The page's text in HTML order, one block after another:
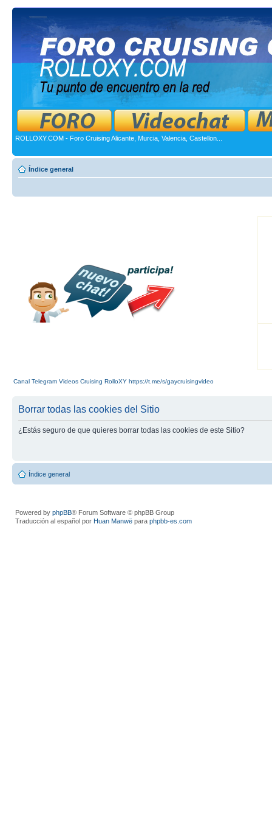
ROLLOXY.COM - Foro Cruising Alicante, Murcia, Valencia, Castellon...
Índice general
Canal Telegram Videos Cruising RolloXY https://t.me/s/gaycruisingvideo
Borrar todas las cookies del Sitio
¿Estás seguro de que quieres borrar todas las cookies de este Sitio?
Índice general
Powered by phpBB® Forum Software © phpBB Group
Traducción al español por Huan Manwë para phpbb-es.com